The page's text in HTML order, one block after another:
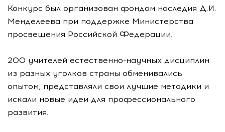
Конкурс был организован фондом наследия Д.И.
Менделеева при поддержке Министерства
просвещения Российской Федерации.
200 учителей естественно-научных дисциплин
из разных уголков страны обменивались
опытом, представляли свои лучшие методики и
искали новые идеи для профессионального
развития.